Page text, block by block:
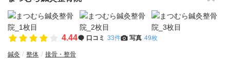
4.44 口コミ 33件 写真 49枚
鍼灸 整体 接骨・整骨